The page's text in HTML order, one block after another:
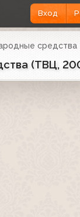
Вход
средства
(ТВЦ,